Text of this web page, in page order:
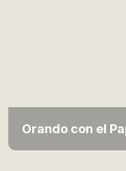
Orando con el